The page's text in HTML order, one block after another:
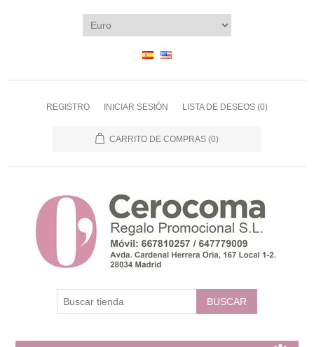
REGISTRO INICIAR SESIÓN LISTA DE DESEOS (0)
CARRITO DE COMPRAS (0)